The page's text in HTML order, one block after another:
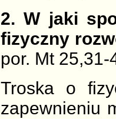
2. W jaki
fizyczny
por. Mt 25,31-
Troska o
zapewnieniu